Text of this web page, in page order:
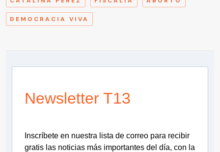
DEMOCRACIA VIVA
Newsletter T13
Inscríbete en nuestra lista de correo para recibir
gratis las noticias más importantes del día, con la